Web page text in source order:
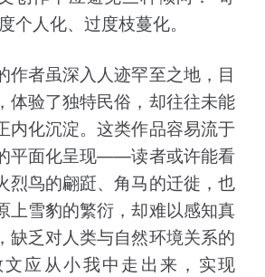
个人化、过度枝蔓化。
作者虽深入人迹罕至之地，目
体验了独特民俗，却往往未能
内化沉淀。这类作品容易流于
平面化呈现——读者或许能看
烈鸟的翩跹、角马的迁徙，也
上雪豹的繁衍，却难以感知真
缺乏对人类与自然环境关系的
应从小我中走出来，实现